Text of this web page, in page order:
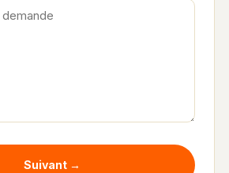
Suivant →